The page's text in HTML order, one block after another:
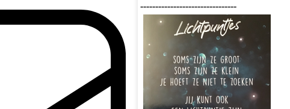
--------------------------------